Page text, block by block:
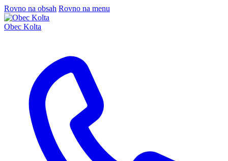
Rovno na obsah Rovno na menu
Obec Kolta